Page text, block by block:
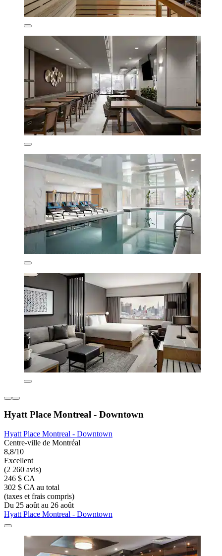
Hyatt Place Montreal - Downtown
Hyatt Place Montreal - Downtown
Centre-ville de Montréal
8,8/10
Excellent
(2 260 avis)
246 $ CA
302 $ CA au total
(taxes et frais compris)
Du 25 août au 26 août
Hyatt Place Montreal - Downtown